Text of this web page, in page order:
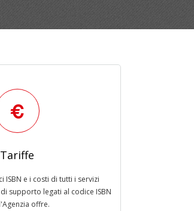
Tariffe
ISBN e i costi di tutti i servizi
supporto legati al codice ISBN
offre.